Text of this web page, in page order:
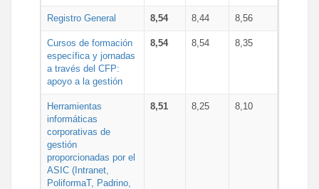
Registro General 8,54 8,44 8,56
Cursos de formación
específica y jornadas
a través del CFP:
apoyo a la gestión
8,54 8,54 8,35
Herramientas
informáticas
corporativas de
gestión
proporcionadas por el
ASIC (Intranet,
PoliformaT, Padrino,
8,51 8,25 8,10